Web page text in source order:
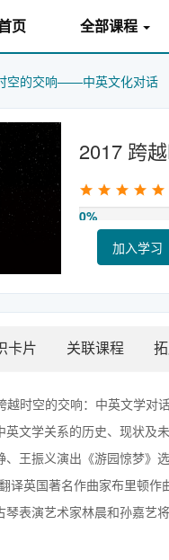
页 全部课程
空的交响——中英文化对话
2017 跨
0%
加入学习
卡片 关联课程
越时空的交响：中英文学
文学关系的历史、现状及
、王振义演出《游园惊梦
译英国著名作曲家布里顿
表演艺术家林晨和孙嘉